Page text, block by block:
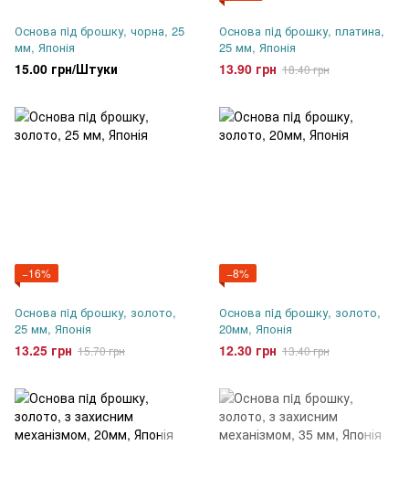
Основа пiд брошку, чорна, 25
мм, Японія
15.00 грн/Штуки
Основа пiд брошку, платина,
25 мм, Японія
13.90 грн 18.40 грн
−16%
Основа пiд брошку, золото,
25 мм, Японія
13.25 грн 15.70 грн
−8%
Основа пiд брошку, золото,
20мм, Японія
12.30 грн 13.40 грн